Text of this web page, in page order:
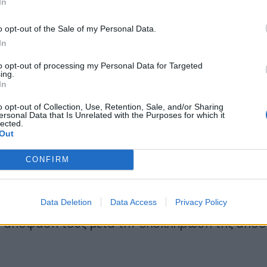
opt-out of the Sale of my Personal Data.
opt-out of processing my Personal Data for Targeted
opt-out of Collection, Use, Retention, Sale, and/or Sharing
Data that Is Unrelated with the Purposes for which it
CONFIRM
Data Deletion Data Access Privacy Policy
απόφαση κάθονται σήμερα ο τότε επικεφαλής
μία δεκαετία το ανώτατο όριο ηλικίας που
του συνηγόρου υποστήριξης της κατηγορίας
Ψαρόπουλος υπογράμμισε με έμφαση πως
συνδεδεμένη με τον θάνατο των
άμεσα δεκτές τις παραστάσεις για το
τους μετά την ολοκλήρωση της
Αποδέχομαι τουςόρους χρήσης